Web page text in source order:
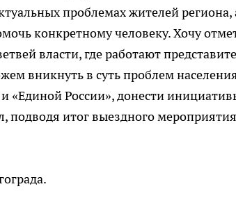
проблемах жителей региона,
конкретному человеку. Хочу
власти, где работают
вникнуть в суть проблем
«Единой России», донести
подводя итог выездного